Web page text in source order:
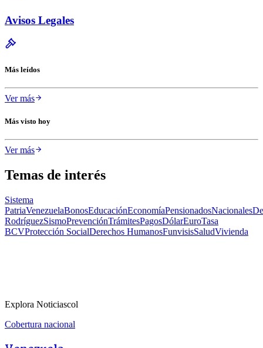
Avisos Legales
Más leídos
Ver más
Más visto hoy
Ver más
Temas de interés
Sistema
PatriaVenezuelaBonosEducaciónEconomíaPensionadosNacionales
RodríguezSismoPrevenciónTrámitesPagosDólarEuroTasa
BCVProtección SocialDerechos HumanosFunvisisSaludVivienda
Explora Noticiascol
Cobertura nacional